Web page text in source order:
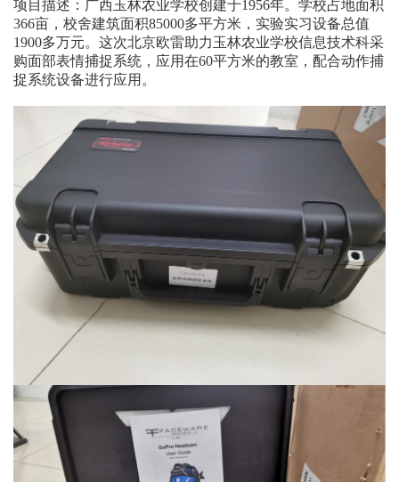
项目描述：广西玉林农业学校创建于1956年。学校占地面积
366亩，校舍建筑面积85000多平方米，实验实习设备总值
1900多万元。这次北京欧雷助力玉林农业学校信息技术科采
购面部表情捕捉系统，应用在60平方米的教室，配合动作捕
捉系统设备进行应用。